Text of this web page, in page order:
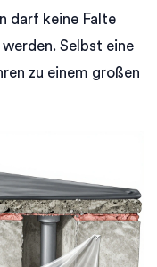
darf keine Falte
Selbst eine
zu einem großen